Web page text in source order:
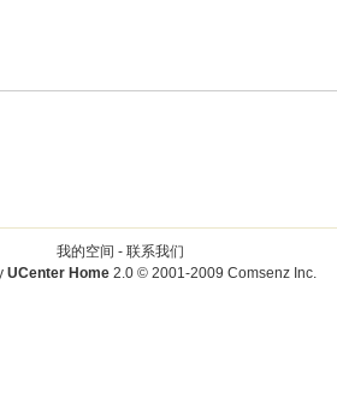
我的空间 - 联系我们
UCenter Home 2.0© 2001-2009 Comsenz Inc.